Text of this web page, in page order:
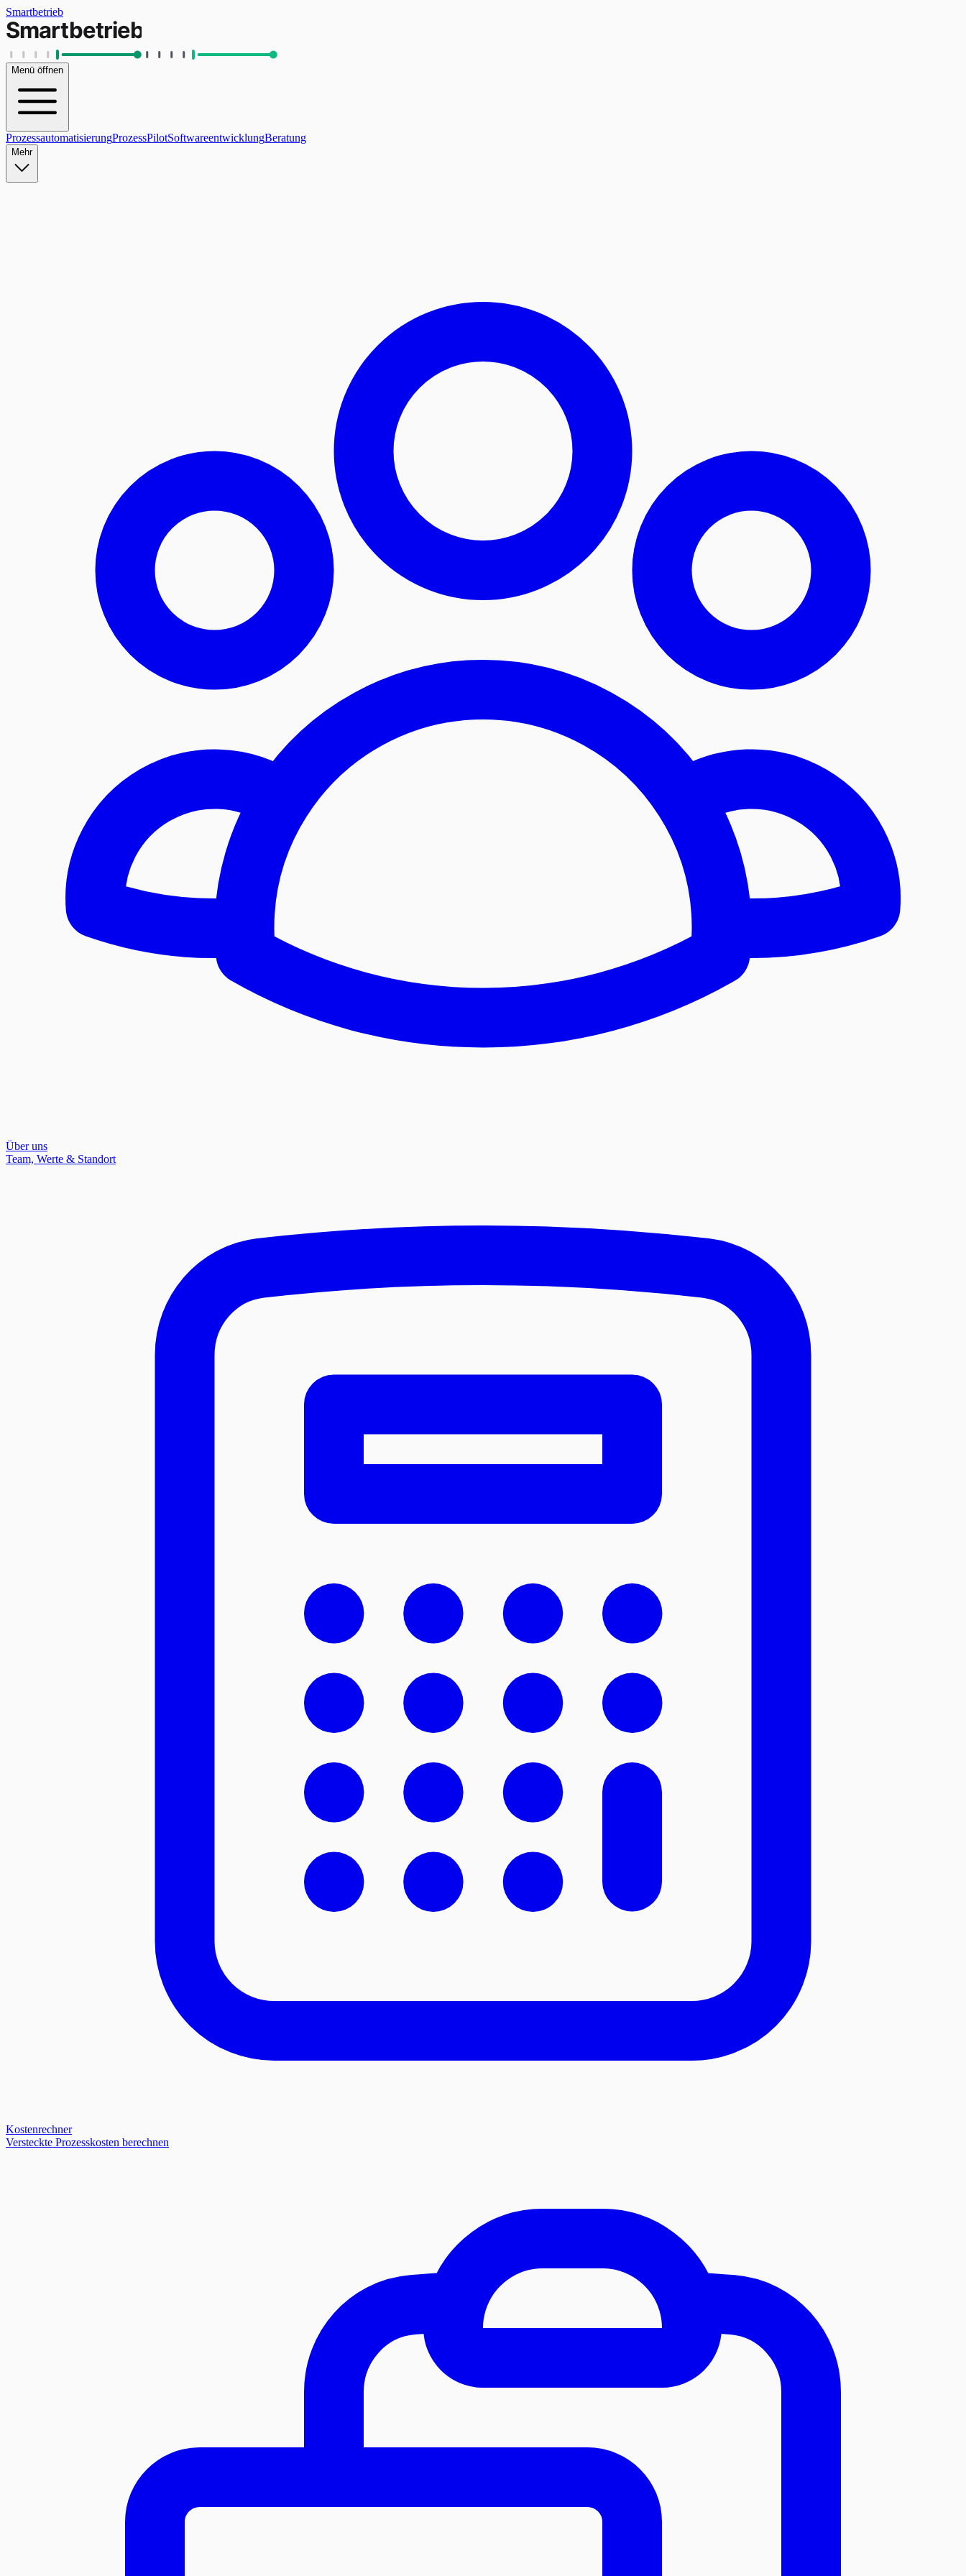
Smartbetrieb
Menü öffnen
ProzessautomatisierungProzessPilotSoftwareentwicklungBeratung
Mehr
Über uns
Team, Werte & Standort
Kostenrechner
Versteckte Prozesskosten berechnen